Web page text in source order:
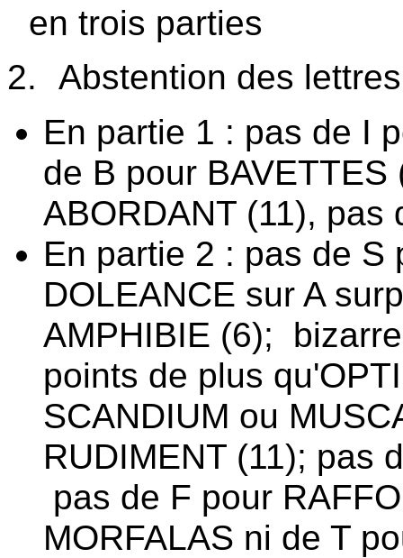
en trois parties
2.
Abstention des
En partie 1 : pas de I
de B pour
ABORDANT (11), pas
En partie 2 : pas de S
DOLEANCE sur A
AMPHIBIE (6);
points de plus
SCANDIUM ou
RUDIMENT (11); pas
pas de F pour
MORFALAS ni de T